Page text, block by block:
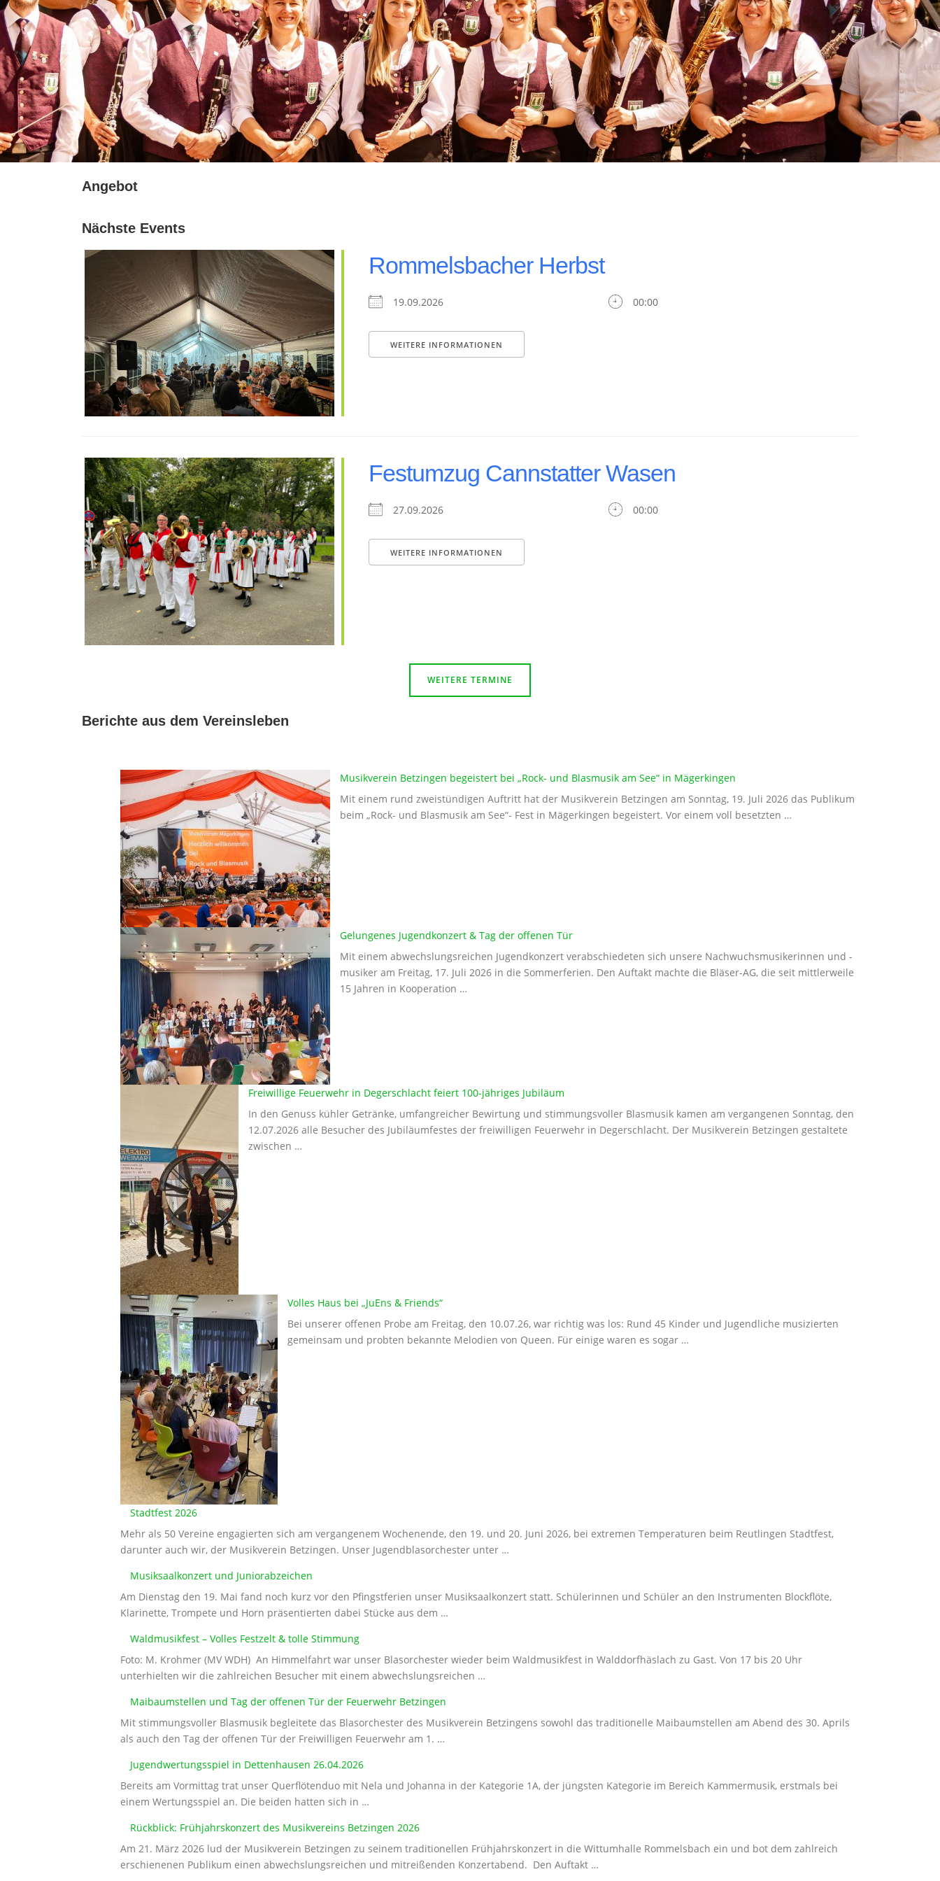
Angebot
Nächste Events
Rommelsbacher Herbst
19.09.2026 00:00
WEITERE INFORMATIONEN
Festumzug Cannstatter Wasen
27.09.2026 00:00
WEITERE INFORMATIONEN
WEITERE TERMINE
Berichte aus dem Vereinsleben
Musikverein Betzingen begeistert bei „Rock- und Blasmusik am See“ in Mägerkingen
Mit einem rund zweistündigen Auftritt hat der Musikverein Betzingen am Sonntag, 19. Juli 2026 das Publikum
beim „Rock- und Blasmusik am See“- Fest in Mägerkingen begeistert. Vor einem voll besetzten …
Gelungenes Jugendkonzert & Tag der offenen Tür
Mit einem abwechslungsreichen Jugendkonzert verabschiedeten sich unsere Nachwuchsmusikerinnen und -
musiker am Freitag, 17. Juli 2026 in die Sommerferien. Den Auftakt machte die Bläser-AG, die seit mittlerweile
15 Jahren in Kooperation …
Freiwillige Feuerwehr in Degerschlacht feiert 100-jähriges Jubiläum
In den Genuss kühler Getränke, umfangreicher Bewirtung und stimmungsvoller Blasmusik kamen am vergangenen Sonntag, den
12.07.2026 alle Besucher des Jubiläumfestes der freiwilligen Feuerwehr in Degerschlacht. Der Musikverein Betzingen gestaltete
zwischen …
Volles Haus bei „JuEns & Friends“
Bei unserer offenen Probe am Freitag, den 10.07.26, war richtig was los: Rund 45 Kinder und Jugendliche musizierten
gemeinsam und probten bekannte Melodien von Queen. Für einige waren es sogar …
Stadtfest 2026
Mehr als 50 Vereine engagierten sich am vergangenem Wochenende, den 19. und 20. Juni 2026, bei extremen Temperaturen beim Reutlingen Stadtfest,
darunter auch wir, der Musikverein Betzingen. Unser Jugendblasorchester unter …
Musiksaalkonzert und Juniorabzeichen
Am Dienstag den 19. Mai fand noch kurz vor den Pfingstferien unser Musiksaalkonzert statt. Schülerinnen und Schüler an den Instrumenten Blockflöte,
Klarinette, Trompete und Horn präsentierten dabei Stücke aus dem …
Waldmusikfest – Volles Festzelt & tolle Stimmung
Foto: M. Krohmer (MV WDH) An Himmelfahrt war unser Blasorchester wieder beim Waldmusikfest in Walddorfhäslach zu Gast. Von 17 bis 20 Uhr
unterhielten wir die zahlreichen Besucher mit einem abwechslungsreichen …
Maibaumstellen und Tag der offenen Tür der Feuerwehr Betzingen
Mit stimmungsvoller Blasmusik begleitete das Blasorchester des Musikverein Betzingens sowohl das traditionelle Maibaumstellen am Abend des 30. Aprils
als auch den Tag der offenen Tür der Freiwilligen Feuerwehr am 1. …
Jugendwertungsspiel in Dettenhausen 26.04.2026
Bereits am Vormittag trat unser Querflötenduo mit Nela und Johanna in der Kategorie 1A, der jüngsten Kategorie im Bereich Kammermusik, erstmals bei
einem Wertungsspiel an. Die beiden hatten sich in …
Rückblick: Frühjahrskonzert des Musikvereins Betzingen 2026
Am 21. März 2026 lud der Musikverein Betzingen zu seinem traditionellen Frühjahrskonzert in die Wittumhalle Rommelsbach ein und bot dem zahlreich
erschienenen Publikum einen abwechslungsreichen und mitreißenden Konzertabend. Den Auftakt …